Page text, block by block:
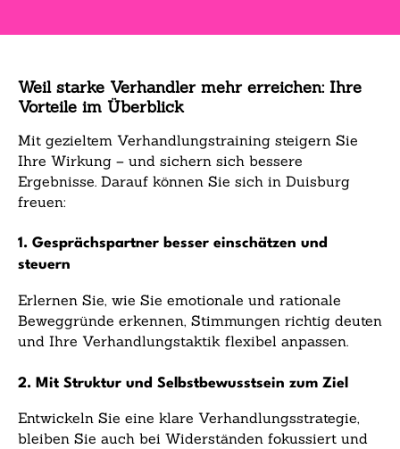
Weil starke Verhandler mehr erreichen: Ihre
Vorteile im Überblick
Mit gezieltem Verhandlungstraining steigern Sie
Ihre Wirkung – und sichern sich bessere
Ergebnisse. Darauf können Sie sich in Duisburg
freuen:
1. Gesprächspartner besser einschätzen und
steuern
Erlernen Sie, wie Sie emotionale und rationale
Beweggründe erkennen, Stimmungen richtig deuten
und Ihre Verhandlungstaktik flexibel anpassen.
2. Mit Struktur und Selbstbewusstsein zum Ziel
Entwickeln Sie eine klare Verhandlungsstrategie,
bleiben Sie auch bei Widerständen fokussiert und